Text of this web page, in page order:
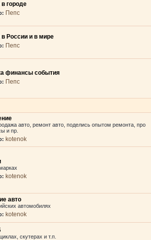
городе
Пепс
в России и в мире
Пепс
финансы события
Пепс
авто, ремонт авто, поделись опытом ремонта, про
и пр.
kotenok
kotenok
авто
автомобилях
kotenok
скутерах и т.п.